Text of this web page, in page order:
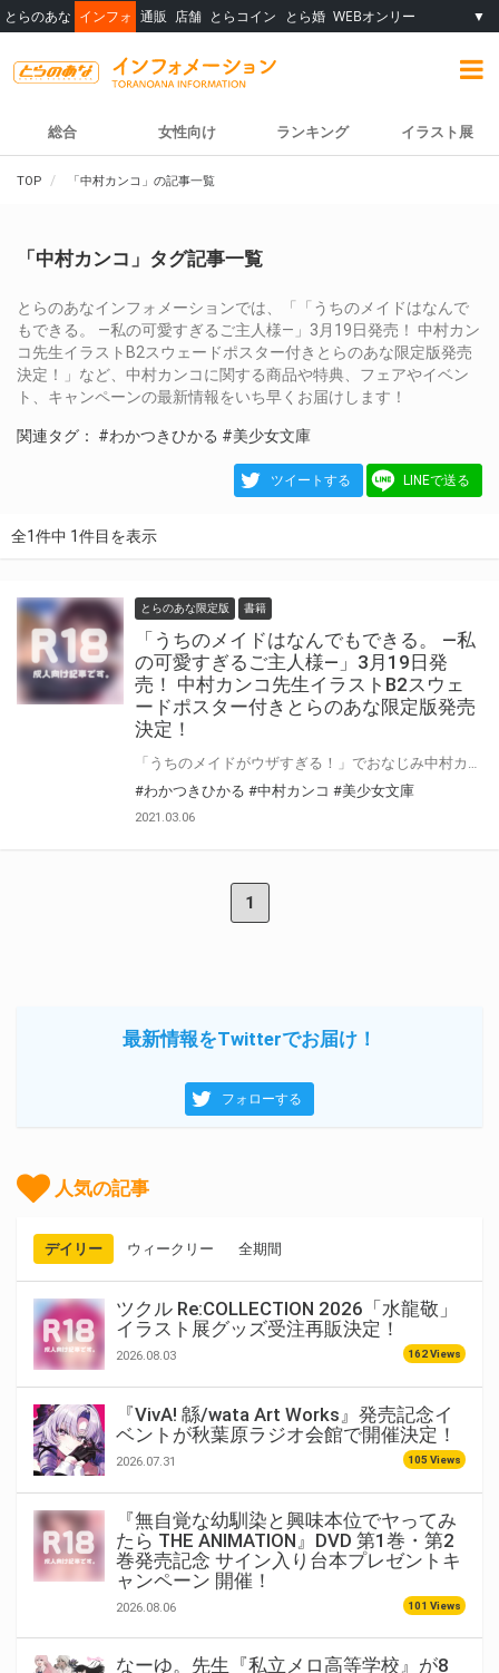
とらのあな インフォ 通販 店舗 とらコイン とら婚 WEBオンリー ▼
総合 女性向け ランキング イラスト展
TOP 「中村カンコ」の記事一覧
「中村カンコ」タグ記事一覧
とらのあなインフォメーションでは、「「うちのメイドはなんで
もできる。 ―私の可愛すぎるご主人様―」3月19日発売！ 中村カン
コ先生イラストB2スウェードポスター付きとらのあな限定版発売
決定！」など、中村カンコに関する商品や特典、フェアやイベン
ト、キャンペーンの最新情報をいち早くお届けします！
関連タグ： #わかつきひかる #美少女文庫
ツイートする LINEで送る
全1件中 1件目を表示
とらのあな限定版 書籍
「うちのメイドはなんでもできる。 ―私
の可愛すぎるご主人様―」3月19日発
売！ 中村カンコ先生イラストB2スウェ
ードポスター付きとらのあな限定版発売
決定！
#わかつきひかる #中村カンコ #美少女文庫
2021.03.06
1
最新情報をTwitterでお届け！
フォローする
人気の記事
デイリー ウィークリー 全期間
ツクル Re:COLLECTION 2026「水龍敬」
イラスト展グッズ受注再販決定！
2026.08.03 162 Views
『VivA! 緜/wata Art Works』発売記念イ
ベントが秋葉原ラジオ会館で開催決定！
2026.07.31 105 Views
『無自覚な幼馴染と興味本位でヤってみ
たら THE ANIMATION』DVD 第1巻・第2
巻発売記念 サイン入り台本プレゼントキ
ャンペーン 開催！
2026.08.06 101 Views
なーゆ。先生『私立メロ高等学校』が8